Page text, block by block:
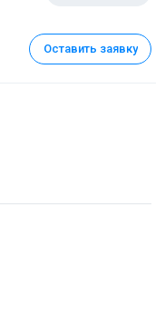
Оставить заявку